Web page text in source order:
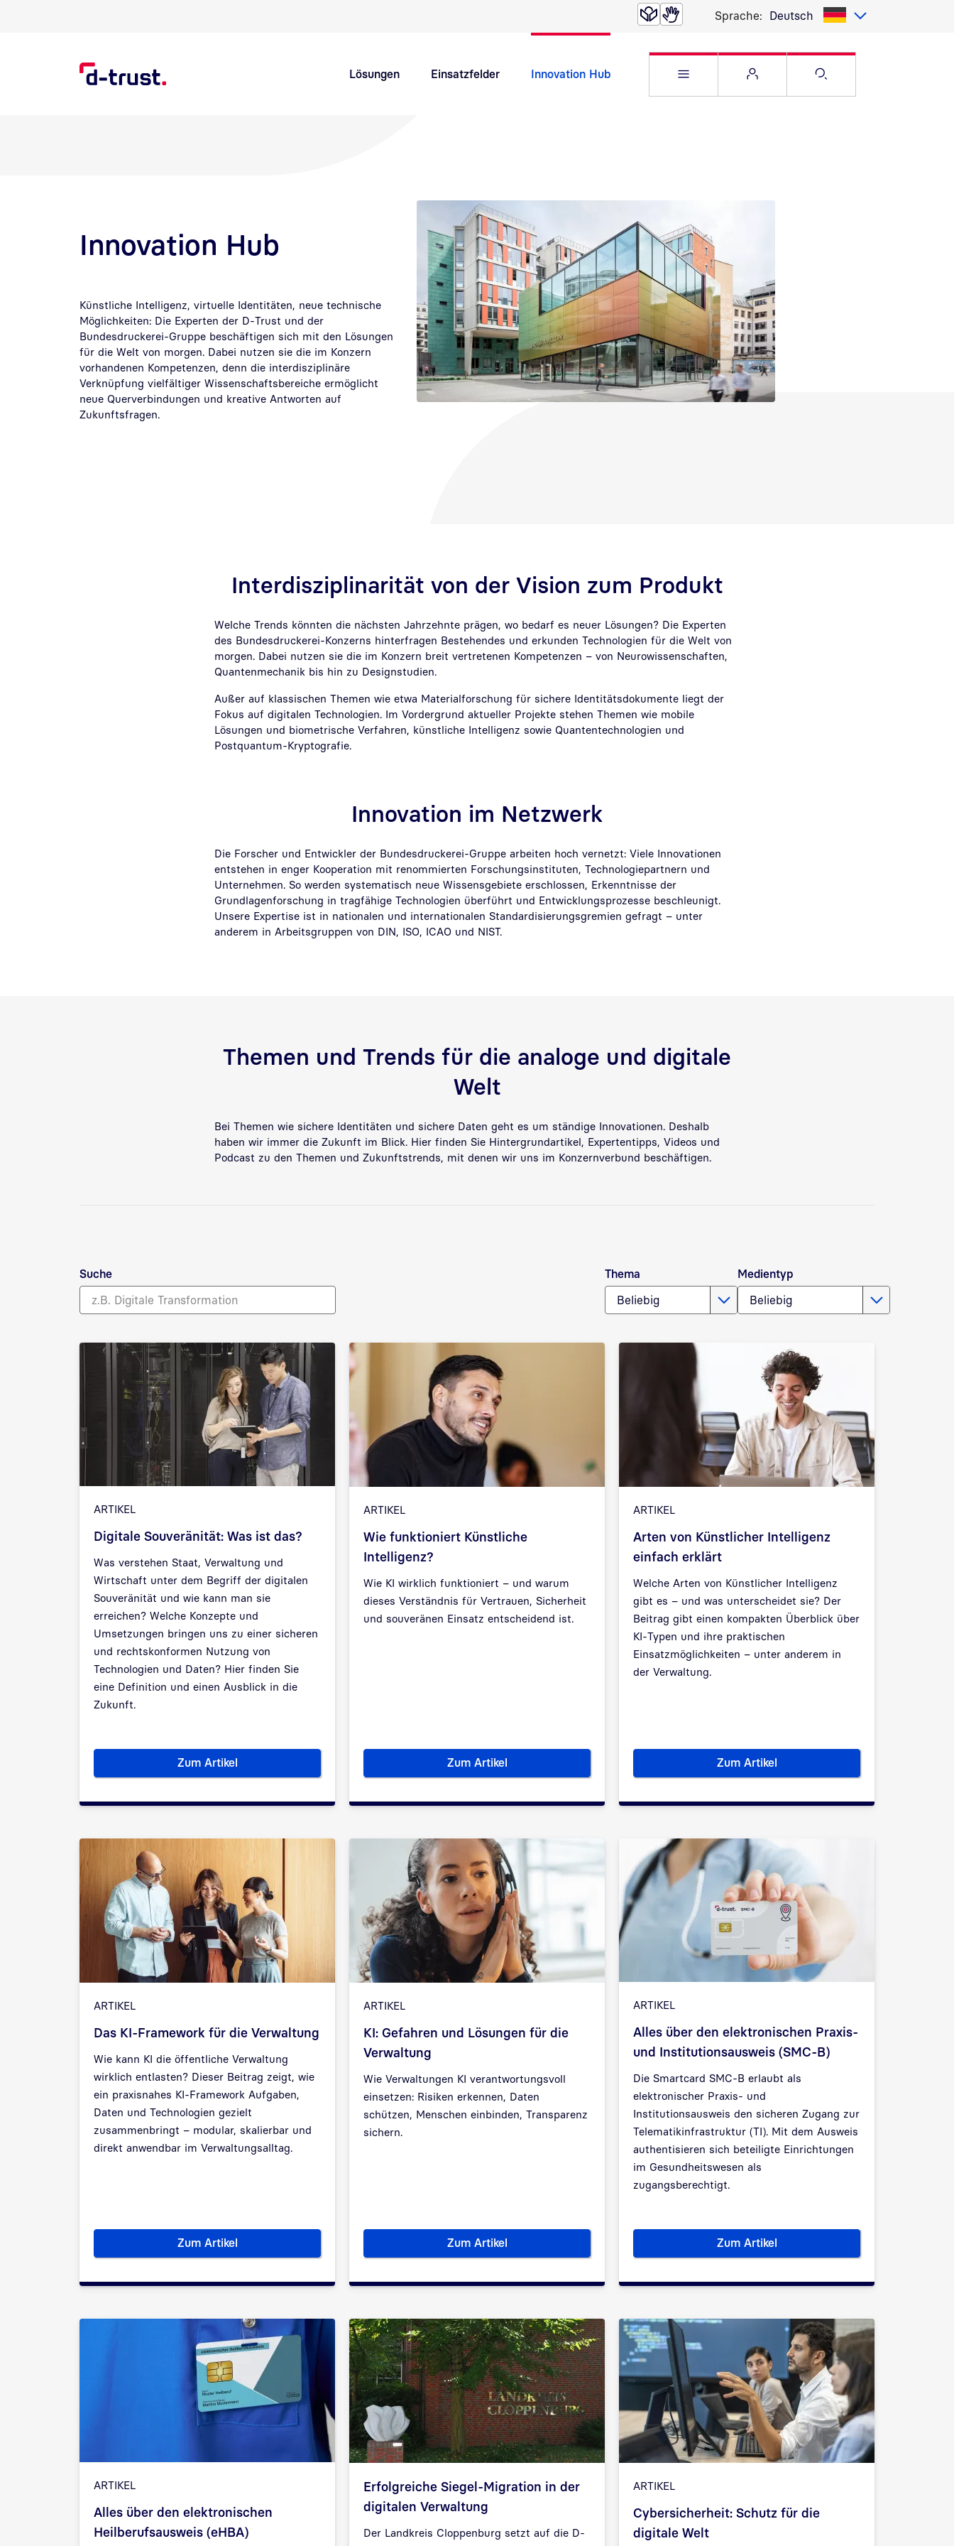
Sprache: Deutsch
Lösungen Einsatzfelder Innovation Hub Websitemenü öffnenService Menü öffnen
Suche öffnen
Innovation Hub
Künstliche Intelligenz, virtuelle Identitäten, neue technische
Möglichkeiten: Die Experten der D-Trust und der
Bundesdruckerei-Gruppe beschäftigen sich mit den Lösungen
für die Welt von morgen. Dabei nutzen sie die im Konzern
vorhandenen Kompetenzen, denn die interdisziplinäre
Verknüpfung vielfältiger Wissenschaftsbereiche ermöglicht
neue Querverbindungen und kreative Antworten auf
Zukunftsfragen.
Interdisziplinarität von der Vision zum Produkt
Welche Trends könnten die nächsten Jahrzehnte prägen, wo bedarf es neuer Lösungen? Die Experten
des Bundesdruckerei-Konzerns hinterfragen Bestehendes und erkunden Technologien für die Welt von
morgen. Dabei nutzen sie die im Konzern breit vertretenen Kompetenzen – von Neurowissenschaften,
Quantenmechanik bis hin zu Designstudien.
Außer auf klassischen Themen wie etwa Materialforschung für sichere Identitätsdokumente liegt der
Fokus auf digitalen Technologien. Im Vordergrund aktueller Projekte stehen Themen wie mobile
Lösungen und biometrische Verfahren, künstliche Intelligenz sowie Quantentechnologien und
Postquantum-Kryptografie.
Innovation im Netzwerk
Die Forscher und Entwickler der Bundesdruckerei-Gruppe arbeiten hoch vernetzt: Viele Innovationen
entstehen in enger Kooperation mit renommierten Forschungsinstituten, Technologiepartnern und
Unternehmen. So werden systematisch neue Wissensgebiete erschlossen, Erkenntnisse der
Grundlagenforschung in tragfähige Technologien überführt und Entwicklungsprozesse beschleunigt.
Unsere Expertise ist in nationalen und internationalen Standardisierungsgremien gefragt – unter
anderem in Arbeitsgruppen von DIN, ISO, ICAO und NIST.
Themen und Trends für die analoge und digitale
Welt
Bei Themen wie sichere Identitäten und sichere Daten geht es um ständige Innovationen. Deshalb
haben wir immer die Zukunft im Blick. Hier finden Sie Hintergrundartikel, Expertentipps, Videos und
Podcast zu den Themen und Zukunftstrends, mit denen wir uns im Konzernverbund beschäftigen.
Suche
Thema
Beliebig
Medientyp
Beliebig
ARTIKEL
Digitale Souveränität: Was ist das?
Was verstehen Staat, Verwaltung und
Wirtschaft unter dem Begriff der digitalen
Souveränität und wie kann man sie
erreichen? Welche Konzepte und
Umsetzungen bringen uns zu einer sicheren
und rechtskonformen Nutzung von
Technologien und Daten? Hier finden Sie
eine Definition und einen Ausblick in die
Zukunft.
Zum ArtikelDigitale Souveränität: Was ist das?
ARTIKEL
Wie funktioniert Künstliche
Intelligenz?
Wie KI wirklich funktioniert – und warum
dieses Verständnis für Vertrauen, Sicherheit
und souveränen Einsatz entscheidend ist.
Zum ArtikelWie funktioniert Künstliche Intelligenz?
ARTIKEL
Arten von Künstlicher Intelligenz
einfach erklärt
Welche Arten von Künstlicher Intelligenz
gibt es – und was unterscheidet sie? Der
Beitrag gibt einen kompakten Überblick über
KI-Typen und ihre praktischen
Einsatzmöglichkeiten – unter anderem in
der Verwaltung.
Zum ArtikelArten von Künstlicher Intelligenz
ARTIKEL
Das KI-Framework für die Verwaltung
Wie kann KI die öffentliche Verwaltung
wirklich entlasten? Dieser Beitrag zeigt, wie
ein praxisnahes KI-Framework Aufgaben,
Daten und Technologien gezielt
zusammenbringt – modular, skalierbar und
direkt anwendbar im Verwaltungsalltag.
Zum ArtikelDas KI-Framework für die Verwaltung
ARTIKEL
KI: Gefahren und Lösungen für die
Verwaltung
Wie Verwaltungen KI verantwortungsvoll
einsetzen: Risiken erkennen, Daten
schützen, Menschen einbinden, Transparenz
sichern.
Zum ArtikelKI: Gefahren und Lösungen für die Verwaltung
ARTIKEL
Alles über den elektronischen Praxis-
und Institutionsausweis (SMC-B)
Die Smartcard SMC-B erlaubt als
elektronischer Praxis- und
Institutionsausweis den sicheren Zugang zur
Telematikinfrastruktur (TI). Mit dem Ausweis
authentisieren sich beteiligte Einrichtungen
im Gesundheitswesen als
zugangsberechtigt.
Zum ArtikelAlles über den elektronischen Praxis-
ARTIKEL
Alles über den elektronischen
Heilberufsausweis (eHBA)
Erfolgreiche Siegel-Migration in der
digitalen Verwaltung
Der Landkreis Cloppenburg setzt auf die D-
ARTIKEL
Cybersicherheit: Schutz für die
digitale Welt